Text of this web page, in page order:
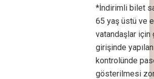
*İndirimli bilet
65 yaş üstü ve
vatandaşlar için
girişinde
kontrolünde
gösterilmesi